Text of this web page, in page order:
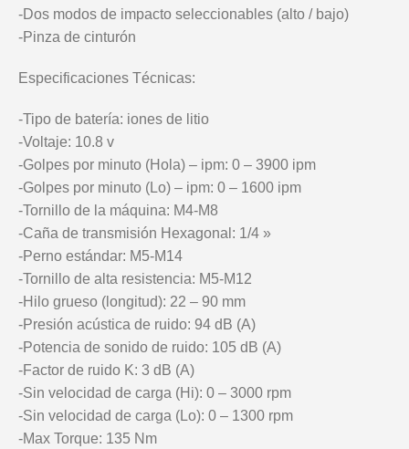
-Dos modos de impacto seleccionables (alto / bajo)
-Pinza de cinturón
Especificaciones Técnicas:
-Tipo de batería: iones de litio
-Voltaje: 10.8 v
-Golpes por minuto (Hola) – ipm: 0 – 3900 ipm
-Golpes por minuto (Lo) – ipm: 0 – 1600 ipm
-Tornillo de la máquina: M4-M8
-Caña de transmisión Hexagonal: 1/4 »
-Perno estándar: M5-M14
-Tornillo de alta resistencia: M5-M12
-Hilo grueso (longitud): 22 – 90 mm
-Presión acústica de ruido: 94 dB (A)
-Potencia de sonido de ruido: 105 dB (A)
-Factor de ruido K: 3 dB (A)
-Sin velocidad de carga (Hi): 0 – 3000 rpm
-Sin velocidad de carga (Lo): 0 – 1300 rpm
-Max Torque: 135 Nm